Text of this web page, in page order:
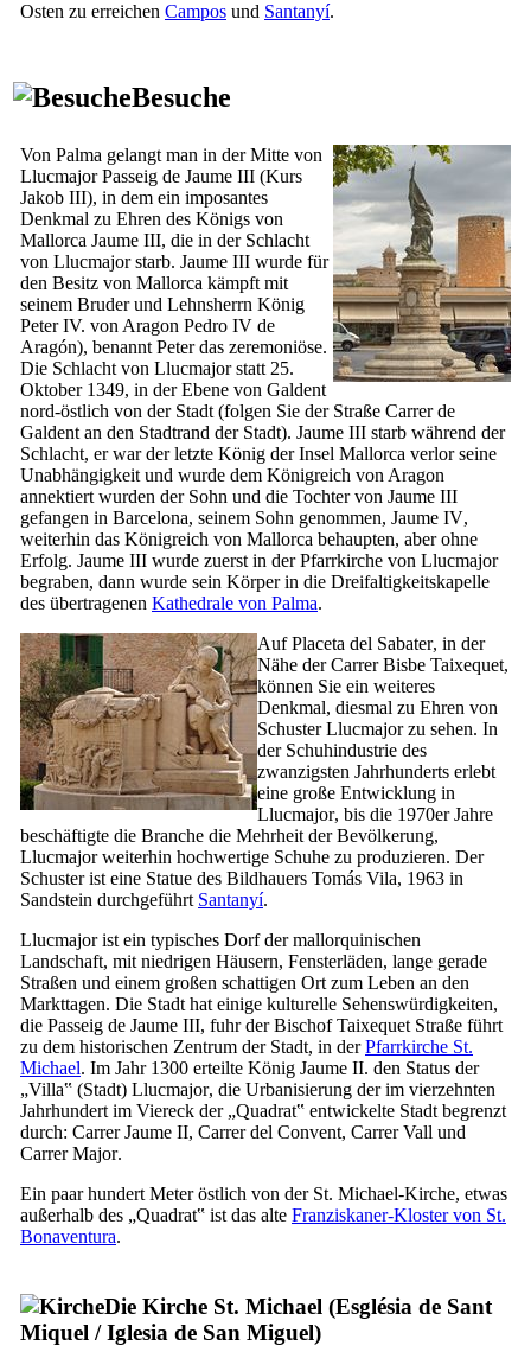
Osten zu erreichen Campos und Santanyí.
Besuche
Von Palma gelangt man in der Mitte von
Llucmajor Passeig de Jaume III (Kurs
Jakob III), in dem ein imposantes
Denkmal zu Ehren des Königs von
Mallorca Jaume III, die in der Schlacht
von Llucmajorstarb. Jaume III wurde für
den Besitz von Mallorca kämpft mit
seinem Bruder und Lehnsherrn König
PeterIV. von Aragon Pedro IV de
Aragón), benannt Peter das zeremoniöse.
Die Schlacht von Llucmajor statt 25.
Oktober 1349, in der Ebene von Galdent
nord-östlich von der Stadt (folgen Sie der Straße Carrer de
Galdent an den Stadtrand der Stadt). Jaume III starb während der
Schlacht, er war der letzte König der Insel Mallorca verlor seine
Unabhängigkeit und wurde dem Königreich von Aragon
annektiert wurden der Sohn und die Tochter von Jaume III
gefangen in Barcelona, ​​seinem Sohn genommen, Jaume IV,
weiterhin das Königreich von Mallorca behaupten, aber ohne
Erfolg. Jaume III wurde zuerst in der Pfarrkirche von Llucmajor
begraben, dann wurde sein Körper in die Dreifaltigkeitskapelle
des übertragenen Kathedrale von Palma.
AufPlaceta del Sabater, in der
Nähe derCarrer Bisbe Taixequet,
können Sie ein weiteres
Denkmal, diesmal zu Ehren von
SchusterLlucmajorzu sehen. In
der Schuhindustrie des
zwanzigsten Jahrhunderts erlebt
eine große Entwicklung in
Llucmajor, bis die 1970er Jahre
beschäftigte die Branche die Mehrheit der Bevölkerung,
Llucmajor weiterhin hochwertige Schuhe zu produzieren. Der
Schuster ist eine Statue des Bildhauers Tomás Vila, 1963 in
Sandstein durchgeführt Santanyí.
Llucmajorist ein typisches Dorf der mallorquinischen
Landschaft, mit niedrigen Häusern, Fensterläden, lange gerade
Straßen und einem großen schattigen Ort zum Leben an den
Markttagen. Die Stadt hat einige kulturelle Sehenswürdigkeiten,
die Passeig de Jaume III, fuhr der BischofTaixequet Straße führt
zu dem historischen Zentrum der Stadt, in derPfarrkirche St.
Michael. Im Jahr 1300 erteilte König Jaume II. den Status der
„Villa‟ (Stadt) Llucmajor, die Urbanisierung der im vierzehnten
Jahrhundert im Viereck der „Quadrat‟ entwickelte Stadt begrenzt
durch: Carrer Jaume II, Carrer del Convent, Carrer Vall und
Carrer Major.
Ein paar hundert Meter östlich von der St. Michael-Kirche, etwas
außerhalb des „Quadrat‟ ist das alte Franziskaner-Kloster von St.
Bonaventura.
Die Kirche St. Michael (Església de Sant
Miquel /Iglesia de San Miguel)